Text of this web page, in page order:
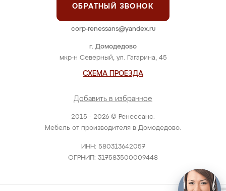
2015 - 2026 © Ренессанс.
Мебель от производителя в Домодедово.
ИНН: 580313642057
ОГРНИП: 317583500009448
г. Домодедово
мкр-н Северный, ул. Гагарина, 45
СХЕМА ПРОЕЗДА
Добавить в избранное
ОБРАТНЫЙ ЗВОНОК
corp-renessans@yandex.ru